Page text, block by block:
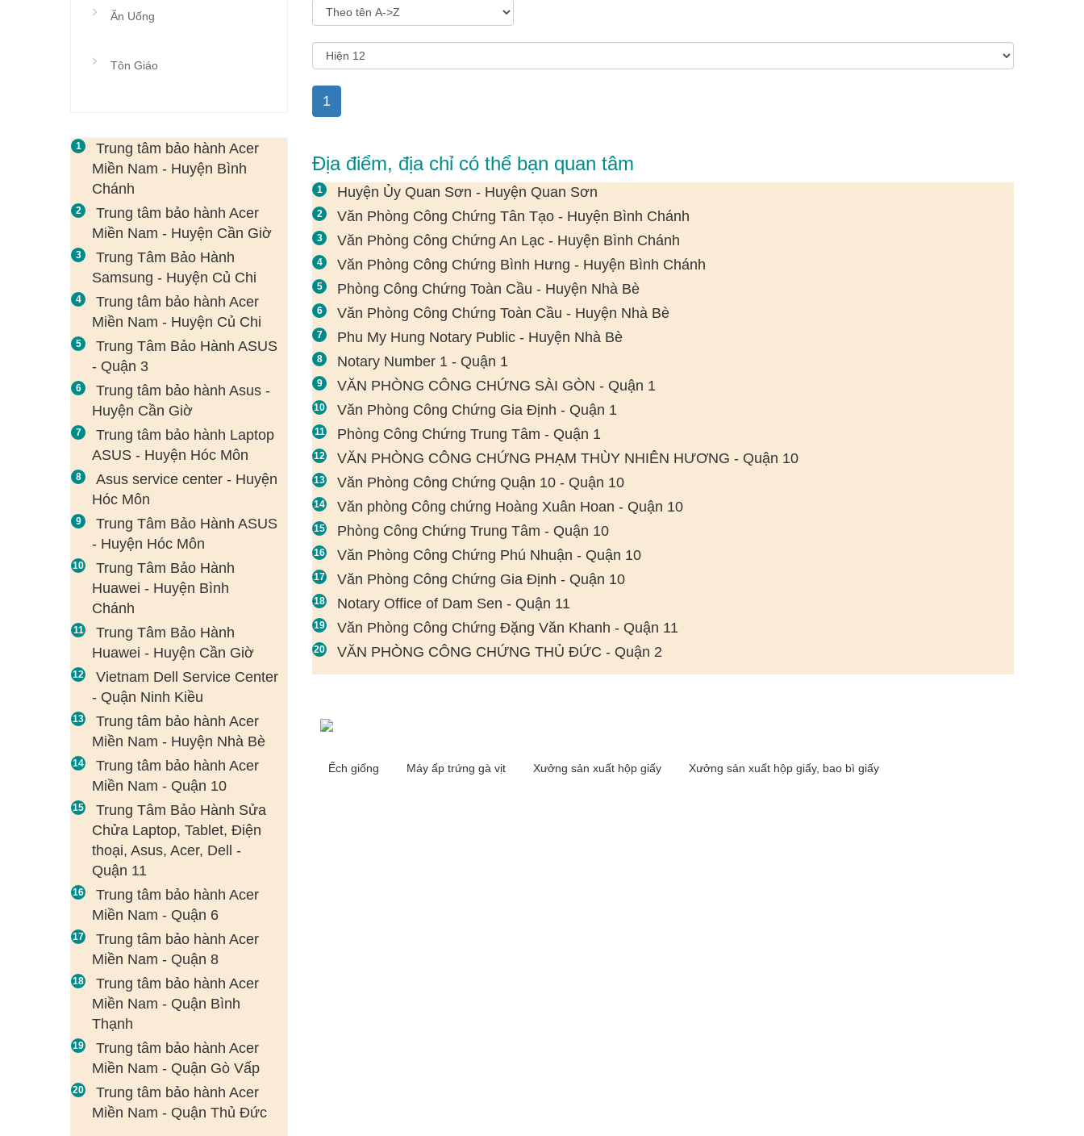
1
Địa điểm, địa chỉ có thể bạn quan tâm
Huyện Ủy Quan Sơn - Huyện Quan Sơn
Văn Phòng Công Chứng Tân Tạo - Huyện Bình Chánh
Văn Phòng Công Chứng An Lạc - Huyện Bình Chánh
Văn Phòng Công Chứng Bình Hưng - Huyện Bình Chánh
Phòng Công Chứng Toàn Cầu - Huyện Nhà Bè
Văn Phòng Công Chứng Toàn Cầu - Huyện Nhà Bè
Phu My Hung Notary Public - Huyện Nhà Bè
Notary Number 1 - Quận 1
VĂN PHÒNG CÔNG CHỨNG SÀI GÒN - Quận 1
Văn Phòng Công Chứng Gia Định - Quận 1
Phòng Công Chứng Trung Tâm - Quận 1
VĂN PHÒNG CÔNG CHỨNG PHẠM THÙY NHIÊN HƯƠNG - Quận 10
Văn Phòng Công Chứng Quận 10 - Quận 10
Văn phòng Công chứng Hoàng Xuân Hoan - Quận 10
Phòng Công Chứng Trung Tâm - Quận 10
Văn Phòng Công Chứng Phú Nhuận - Quận 10
Văn Phòng Công Chứng Gia Định - Quận 10
Notary Office of Dam Sen - Quận 11
Văn Phòng Công Chứng Đặng Văn Khanh - Quận 11
VĂN PHÒNG CÔNG CHỨNG THỦ ĐỨC - Quận 2
Ếch giống Máy ấp trứng gà vịt Xưởng sản xuất hộp giấy Xưởng sản xuất hộp giấy, bao bì giấy
Ăn Uống
Tôn Giáo
Trung tâm bảo hành Acer
Miền Nam - Huyện Bình
Chánh
Trung tâm bảo hành Acer
Miền Nam - Huyện Cần Giờ
Trung Tâm Bảo Hành
Samsung - Huyện Củ Chi
Trung tâm bảo hành Acer
Miền Nam - Huyện Củ Chi
Trung Tâm Bảo Hành ASUS
- Quận 3
Trung tâm bảo hành Asus -
Huyện Cần Giờ
Trung tâm bảo hành Laptop
ASUS - Huyện Hóc Môn
Asus service center - Huyện
Hóc Môn
Trung Tâm Bảo Hành ASUS
- Huyện Hóc Môn
Trung Tâm Bảo Hành
Huawei - Huyện Bình
Chánh
Trung Tâm Bảo Hành
Huawei - Huyện Cần Giờ
Vietnam Dell Service Center
- Quận Ninh Kiều
Trung tâm bảo hành Acer
Miền Nam - Huyện Nhà Bè
Trung tâm bảo hành Acer
Miền Nam - Quận 10
Trung Tâm Bảo Hành Sửa
Chửa Laptop, Tablet, Điện
thoại, Asus, Acer, Dell -
Quận 11
Trung tâm bảo hành Acer
Miền Nam - Quận 6
Trung tâm bảo hành Acer
Miền Nam - Quận 8
Trung tâm bảo hành Acer
Miền Nam - Quận Bình
Thạnh
Trung tâm bảo hành Acer
Miền Nam - Quận Gò Vấp
Trung tâm bảo hành Acer
Miền Nam - Quận Thủ Đức